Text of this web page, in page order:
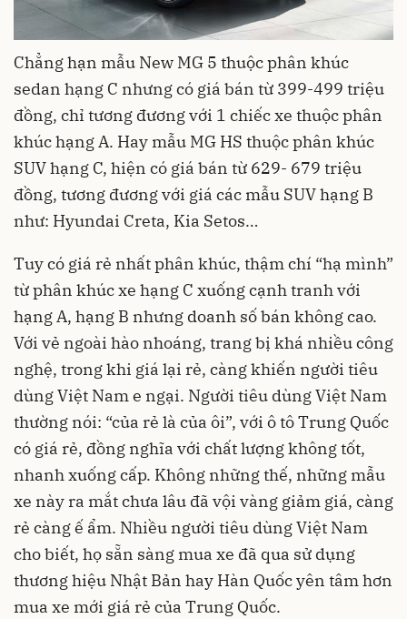
Chẳng hạn mẫu New MG 5 thuộc phân khúc
sedan hạng C nhưng có giá bán từ 399-499 triệu
đồng, chỉ tương đương với 1 chiếc xe thuộc phân
khúc hạng A. Hay mẫu MG HS thuộc phân khúc
SUV hạng C, hiện có giá bán từ 629- 679 triệu
đồng, tương đương với giá các mẫu SUV hạng B
như: Hyundai Creta, Kia Setos…
Tuy có giá rẻ nhất phân khúc, thậm chí “hạ mình”
từ phân khúc xe hạng C xuống cạnh tranh với
hạng A, hạng B nhưng doanh số bán không cao.
Với vẻ ngoài hào nhoáng, trang bị khá nhiều công
nghệ, trong khi giá lại rẻ, càng khiến người tiêu
dùng Việt Nam e ngại. Người tiêu dùng Việt Nam
thường nói: “của rẻ là của ôi”, với ô tô Trung Quốc
có giá rẻ, đồng nghĩa với chất lượng không tốt,
nhanh xuống cấp. Không những thế, những mẫu
xe này ra mắt chưa lâu đã vội vàng giảm giá, càng
rẻ càng ế ẩm. Nhiều người tiêu dùng Việt Nam
cho biết, họ sẵn sàng mua xe đã qua sử dụng
thương hiệu Nhật Bản hay Hàn Quốc yên tâm hơn
mua xe mới giá rẻ của Trung Quốc.